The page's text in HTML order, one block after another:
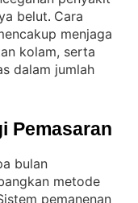
belut. Cara
menjaga
kolam, serta
dalam jumlah
Pemasaran
bulan
metode
pemanenan